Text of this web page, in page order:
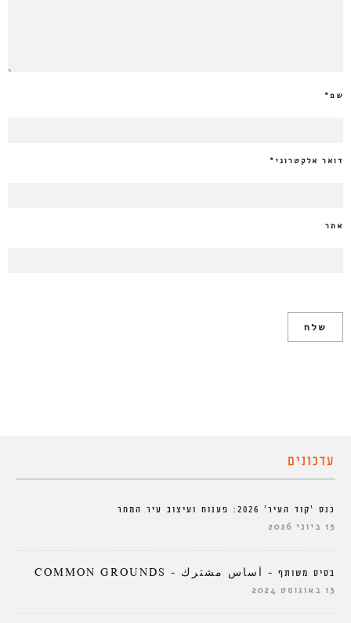
שם*
דואר אלקטרוני *
אתר
עדכונים
כנס ‘קוד העיר’ 2026: פענוח ועיצוב עיר המחר
15 ביוני 2026
בסיס משותף – أساس مشترك – COMMON GROUNDS
13 באוגוסט 2024